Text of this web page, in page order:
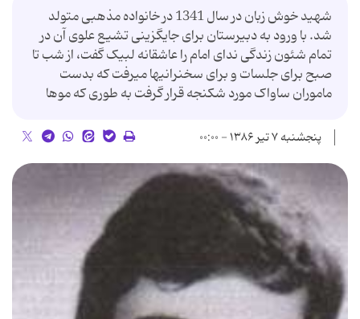
شهید خوش زبان در سال 1341 در خانواده مذهبی متولد
شد. با ورود به دبیرستان برای جایگزینی تشیع علوی آن در
تمام شئون زندگی ندای امام را عاشقانه لبیک گفت، از شب تا
صبح برای جلسات و برای سخنرانیها میرفت که بدست
ماموران ساواک مورد شکنجه قرار گرفت به طوری که موها
پنجشنبه ۷ تیر ۱۳۸۶ - ۰۰:۰۰